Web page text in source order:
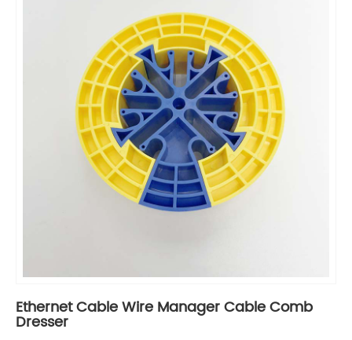
Ethernet Cable Wire Manager Cable Comb
Dresser